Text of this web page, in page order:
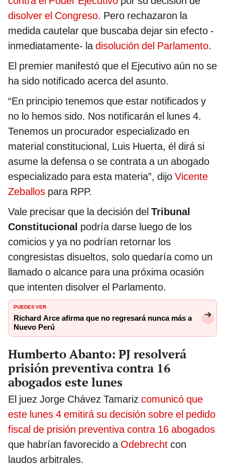
disolver el Congreso. Pero rechazaron la
medida cautelar que buscaba dejar sin efecto -
inmediatamente- ladisolución del Parlamento.
El premier manifestó que el Ejecutivo aún no se
ha sido notificado acerca del asunto.
“En principio tenemos que estar notificados y
no lo hemos sido. Nos notificarán el lunes 4.
Tenemos un procurador especializado en
material constitucional, Luis Huerta, él dirá si
asume la defensa o se contrata a un abogado
especializado para esta materia”, dijo Vicente
Zeballos para RPP.
Vale precisar que la decisión del Tribunal
Constitucional podría darse luego de los
comicios y ya no podrían retornar los
congresistas disueltos, solo quedaría como un
llamado o alcance para una próxima ocasión
que intenten disolver el Parlamento.
PUEDES VER
Richard Arce afirma que no regresará nunca más a
Nuevo Perú
Humberto Abanto: PJ resolverá
prisión preventiva contra 16
abogados este lunes
El juez Jorge Chávez Tamariz comunicó que
este lunes 4 emitirá su decisión sobre el pedido
fiscal de prisión preventiva contra 16 abogados
que habrían favorecido a Odebrecht con
laudos arbitrales.